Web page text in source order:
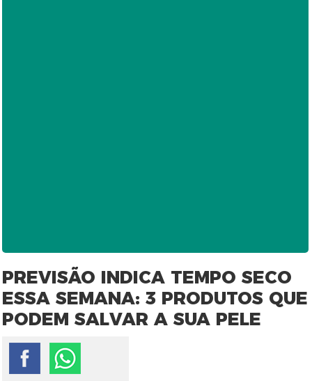
PREVISÃO INDICA TEMPO SECO
ESSA SEMANA: 3 PRODUTOS QUE
PODEM SALVAR A SUA PELE